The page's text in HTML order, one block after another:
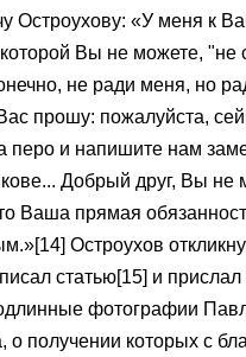
Остроухову: «У меня к
Вы не можете, "не
не ради меня, но
прошу: пожалуйста,
перо и напишите нам
Добрый друг, Вы не
Ваша прямая
Остроухов
статью[15] и
фотографии
о получении которых с